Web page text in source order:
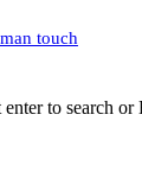
touch
to search or